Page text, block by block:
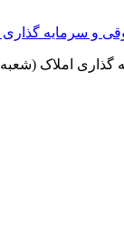
2: کردان، سهیلیه):خرید و فروش ،رهن و اجاره